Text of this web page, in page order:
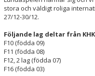
HANDBOLLSSKOLA
FÖRENINGEN
OM OSS
stora och väldigt roliga
27/12-30/12.
Följande lag deltar från
F10 (födda 09)
F11 (födda 08)
F12, 2 lag (födda 07)
F16 (födda 03)